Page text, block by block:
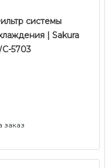
системы
| Sakura
5703
заказ